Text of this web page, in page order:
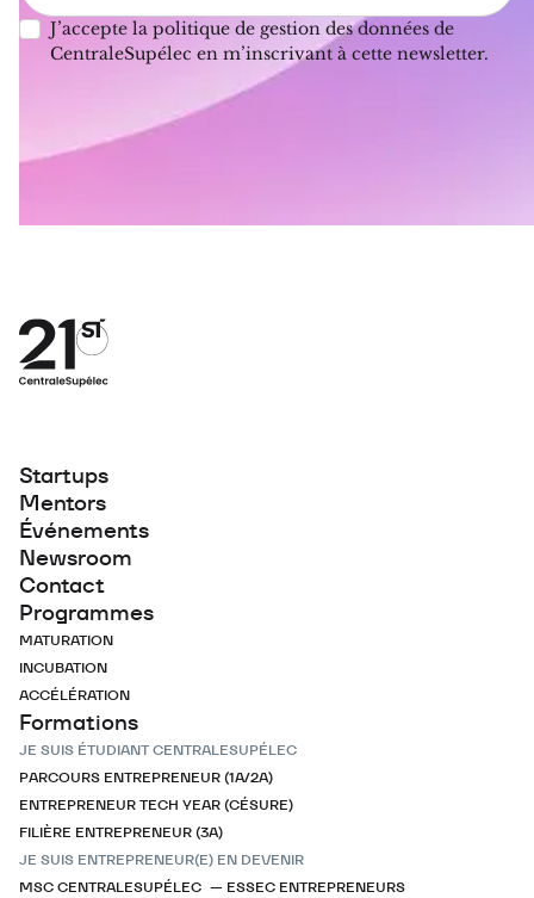
J’accepte la politique de gestion des données de
CentraleSupélec en m’inscrivant à cette newsletter.
Startups
Mentors
Événements
Newsroom
Contact
Programmes
MATURATION
INCUBATION
ACCÉLÉRATION
Formations
JE SUIS ÉTUDIANT CENTRALESUPÉLEC
PARCOURS ENTREPRENEUR (1A/2A)
ENTREPRENEUR TECH YEAR (CÉSURE)
FILIÈRE ENTREPRENEUR (3A)
JE SUIS ENTREPRENEUR(E) EN DEVENIR
MSC CENTRALESUPÉLEC — ESSEC ENTREPRENEURS